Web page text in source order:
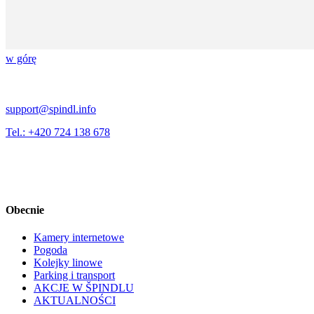
w górę
support@spindl.info
Tel.: +420 724 138 678
Obecnie
Kamery internetowe
Pogoda
Kolejky linowe
Parking i transport
AKCJE W ŠPINDLU
AKTUALNOŚCI